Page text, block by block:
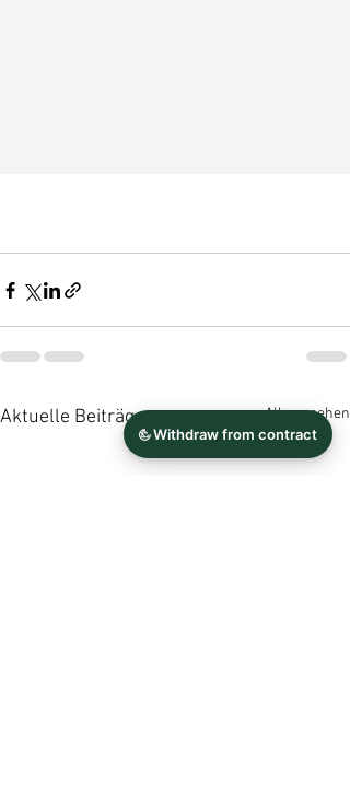
Aktuelle Beiträge Alle ansehen